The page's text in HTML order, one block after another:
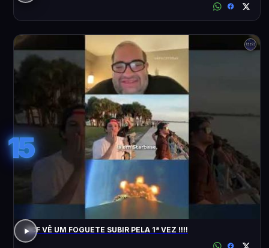
15
ACF VÊ UM FOGUETE SUBIR PELA 1ª VEZ !!!!